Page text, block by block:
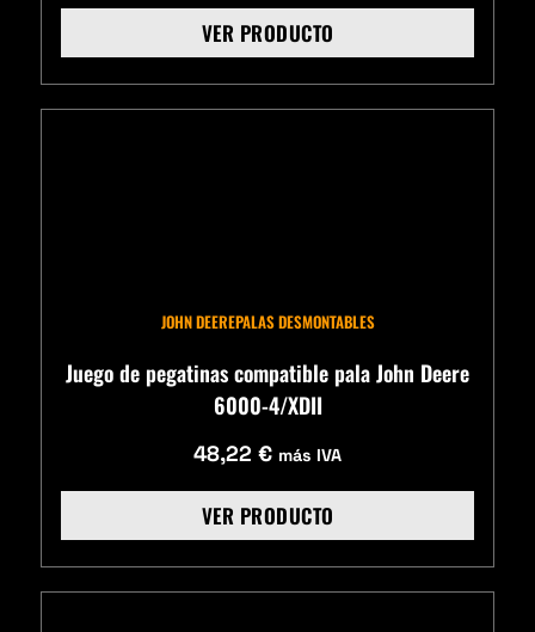
VER PRODUCTO
JOHN DEEREPALAS DESMONTABLES
Juego de pegatinas compatible pala John Deere
6000-4/XDII
48,22 € más IVA
VER PRODUCTO